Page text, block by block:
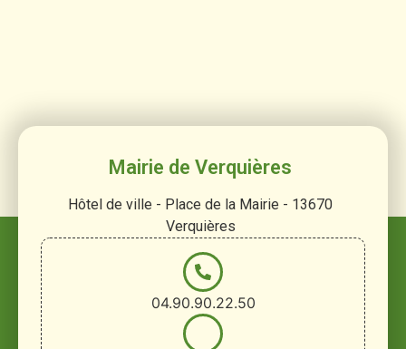
Mairie de Verquières
Hôtel de ville - Place de la Mairie - 13670
Verquières
04.90.90.22.50